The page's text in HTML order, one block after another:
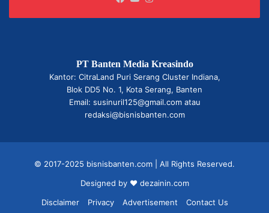
PT Banten Media Kreasindo
Kantor: CitraLand Puri Serang Cluster Indiana,
Blok DD5 No. 1, Kota Serang, Banten
Email: susinuril125@gmail.com atau
redaksi@bisnisbanten.com
© 2017-2025 bisnisbanten.com | All Rights Reserved.
Designed by ❤ dezainin.com
Disclaimer
Privacy Advertisement Contact Us